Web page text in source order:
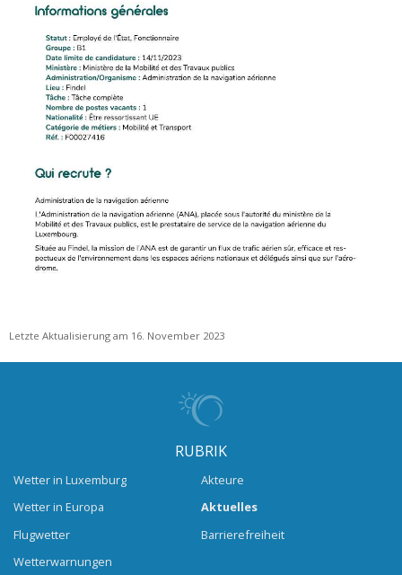
Letzte Aktualisierung am 16. November 2023
RUBRIK
Wetter in Luxemburg
Wetter in Europa
Flugwetter
Wetterwarnungen
Akteure
Aktuelles
Barrierefreiheit